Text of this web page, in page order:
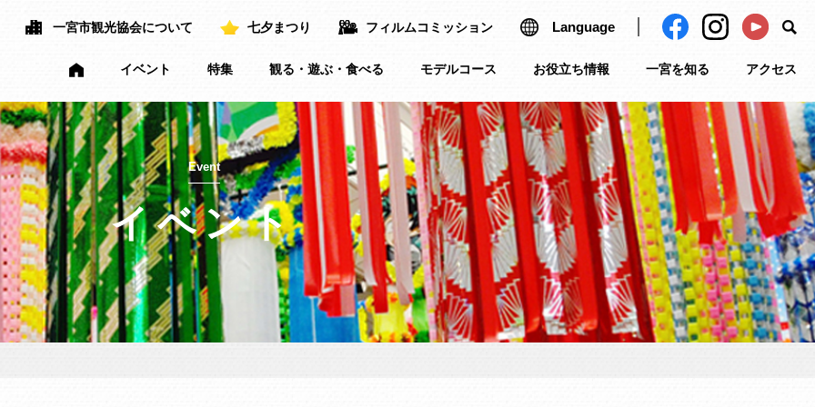
一宮市観光協会について 七夕まつり フィルムコミッション Language
イベント 特集 観る・遊ぶ・食べる モデルコース お役立ち情報 一宮を知る アクセス
Event
イベント